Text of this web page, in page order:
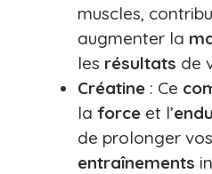
muscles,
augmenter la
les résultats de
Créatine : Ce
la force et l’
de prolonger vos
entraînements